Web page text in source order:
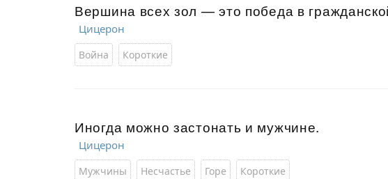
Вершина всех зол — это победа в
Цицерон
Война Короткие
Иногда можно застонать и мужчине.
Цицерон
Мужчины Несчастье Горе Короткие